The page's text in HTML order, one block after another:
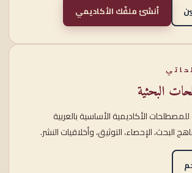
أنشئ ملفّك الأكاديمي
البحثية
الأكاديمية الأساسية بالعربية
البحث، الإحصاء، التوثيق، وأخلاقيات النشر.